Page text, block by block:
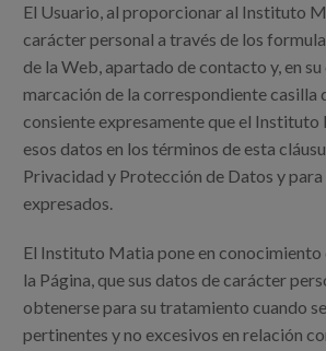
El Usuario, al proporcionar al Instituto
carácter personal a través de los
de la Web, apartado de contacto y, en su
marcación de la correspondiente casilla
consiente expresamente que el
esos datos en los términos de esta
Privacidad y Protección de Datos y
expresados.
El Instituto Matia pone en conocimiento
la Página, que sus datos de carácter
obtenerse para su tratamiento cuando
pertinentes y no excesivos en relación